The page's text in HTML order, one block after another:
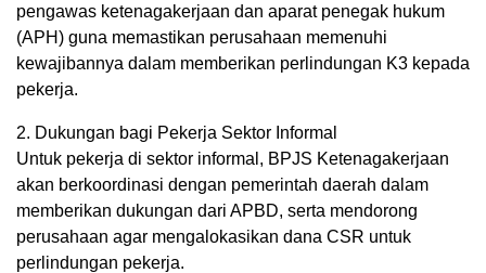
pengawas ketenagakerjaan dan aparat penegak hukum
(APH) guna memastikan perusahaan memenuhi
kewajibannya dalam memberikan perlindungan K3 kepada
pekerja.
2. Dukungan bagi Pekerja Sektor Informal
Untuk pekerja di sektor informal, BPJS Ketenagakerjaan
akan berkoordinasi dengan pemerintah daerah dalam
memberikan dukungan dari APBD, serta mendorong
perusahaan agar mengalokasikan dana CSR untuk
perlindungan pekerja.